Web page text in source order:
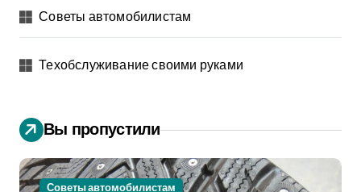
Советы автомобилистам
Техобслуживание своими руками
Вы пропустили
Советы автомобилистам